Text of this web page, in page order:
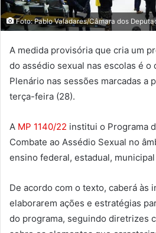
Foto: Pablo Valadares/Câmara dos
A medida provisória que cria um
do assédio sexual nas escolas é o
Plenário nas sessões marcadas a
terça-feira (28).
A MP 1140/22 institui o Programa
Combate ao Assédio Sexual no
ensino federal, estadual,
De acordo com o texto, caberá às
elaborarem ações e estratégias
do programa, seguindo diretrizes